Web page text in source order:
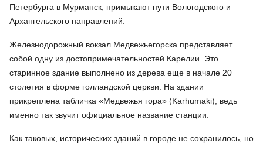
Петербурга в Мурманск, примыкают пути Вологодского и
Архангельского направлений.
Железнодорожный вокзал Медвежьегорска представляет
собой одну из достопримечательностей Карелии. Это
старинное здание выполнено из дерева еще в начале 20
столетия в форме голландской церкви. На здании
прикреплена табличка «Медвежья гора» (Karhumaki), ведь
именно так звучит официальное название станции.
Как таковых, исторических зданий в городе не сохранилось, но